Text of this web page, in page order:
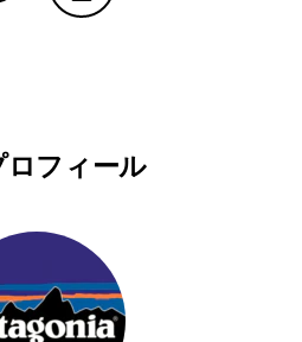
Copy Linkで共有する
ロフィール